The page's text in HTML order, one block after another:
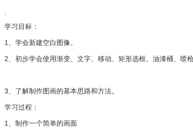
:
学习目标：
1、学会新建空白图像。
2、初步学会使用渐变、文字、移动、矩形选框、油漆桶、喷枪
3、了解制作图画的基本思路和方法。
学习过程：
1、制作一个简单的画面